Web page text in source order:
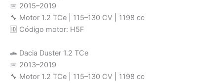
📅 2015–2019
🔧 Motor 1.2 TCe | 115–130 CV | 1198 cc
🆔 Código motor: H5F
🚗 Dacia Duster 1.2 TCe
📅 2013–2019
🔧 Motor 1.2 TCe | 115–130 CV | 1198 cc